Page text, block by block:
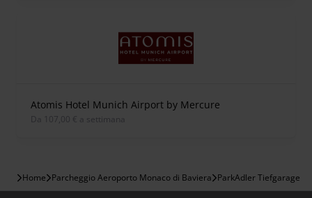
Atomis Hotel Munich Airport by Mercure
Da 107,00 € a settimana
Home Parcheggio Aeroporto Monaco di Baviera ParkAdler Tiefgarage